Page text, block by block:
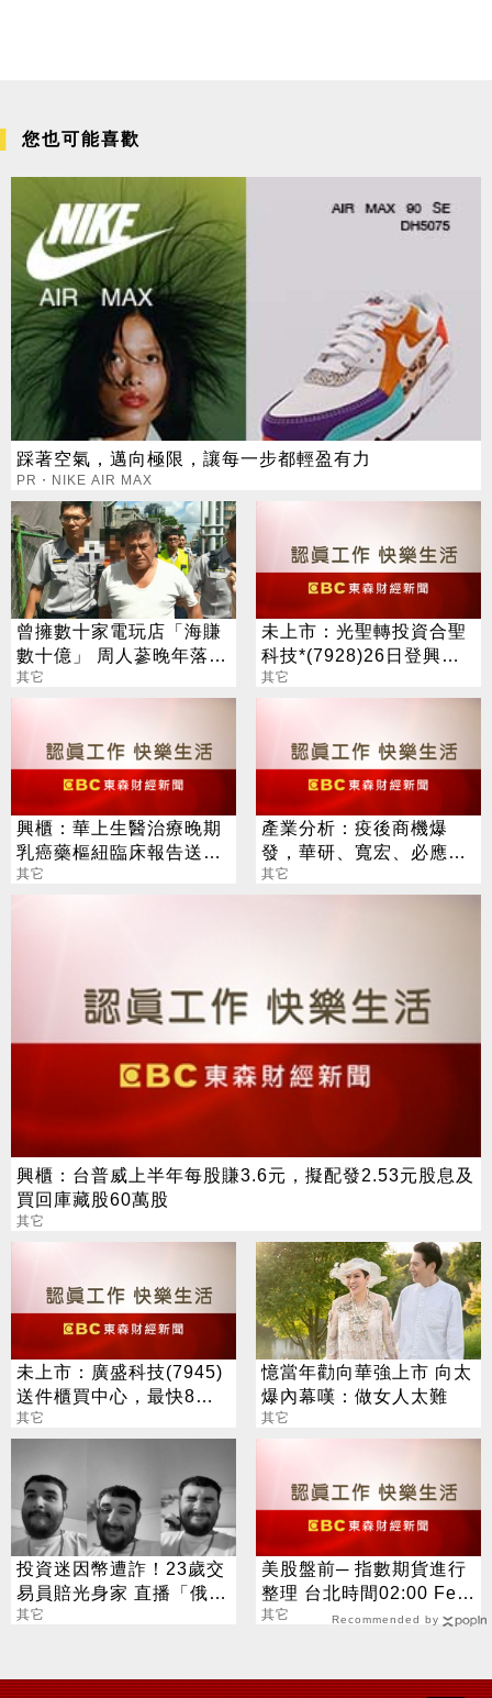
您也可能喜歡
踩著空氣，邁向極限，讓每一步都輕盈有力
PR・NIKE AIR MAX
曾擁數十家電玩店「海賺
數十億」 周人蔘晚年落魄
連看病老本都沒了
其它
未上市：光聖轉投資合聖
科技*(7928)26日登興
櫃，參考價每股120元
其它
興櫃：華上生醫治療晚期
乳癌藥樞紐臨床報告送備
查，將申請新藥查驗登記
其它
產業分析：疫後商機爆
發，華研、寬宏、必應及
寬魚增添營運動能
其它
興櫃：台普威上半年每股賺3.6元，擬配發2.53元股息及
買回庫藏股60萬股
其它
未上市：廣盛科技(7945)
送件櫃買中心，最快8月
中登錄興櫃
其它
憶當年勸向華強上市 向太
爆內幕嘆：做女人太難
其它
投資迷因幣遭詐！23歲交
易員賠光身家 直播「俄羅
斯輪盤」輕生
其它
美股盤前─ 指數期貨進行
整理 台北時間02:00 Fed
將公布利率決議
其它 Recommended by